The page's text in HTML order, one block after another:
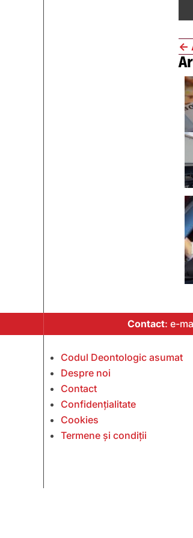
←
Contact: e-
Codul Deontologic asumat
Despre noi
Contact
Confidențialitate
Cookies
Termene și condiții